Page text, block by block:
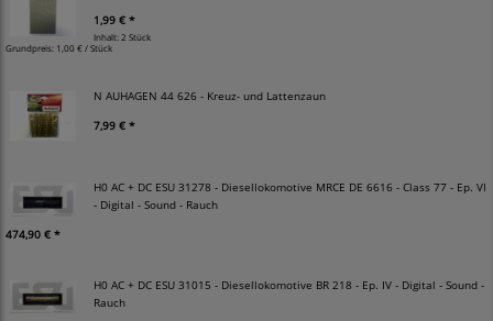
1,99 € *
Inhalt: 2 Stück
Grundpreis: 1,00 € / Stück
N AUHAGEN 44 626 - Kreuz- und Lattenzaun
7,99 € *
H0 AC + DC ESU 31278 - Diesellokomotive MRCE DE 6616 - Class 77 - Ep. VI
- Digital - Sound - Rauch
474,90 € *
H0 AC + DC ESU 31015 - Diesellokomotive BR 218 - Ep. IV - Digital - Sound -
Rauch